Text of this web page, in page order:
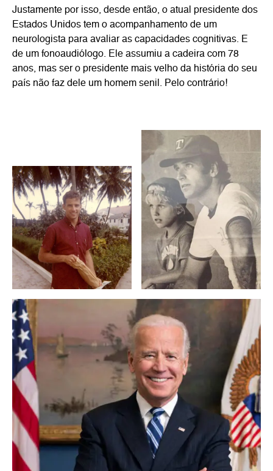
Justamente por isso, desde então, o atual presidente dos
Estados Unidos tem o acompanhamento de um
neurologista para avaliar as capacidades cognitivas. E
de um fonoaudiólogo. Ele assumiu a cadeira com 78
anos, mas ser o presidente mais velho da história do seu
país não faz dele um homem senil. Pelo contrário!